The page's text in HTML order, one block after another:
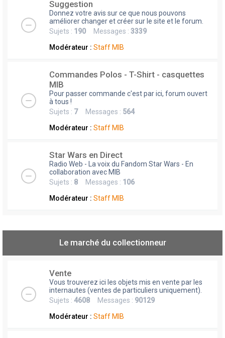
Suggestion
Donnez votre avis sur ce que nous pouvons
améliorer changer et créer sur le site et le forum.
Sujets : 190 Messages : 3339
Modérateur : Staff MIB
Commandes Polos - T-Shirt - casquettes
MIB
Pour passer commande c'est par ici, forum ouvert
à tous !
Sujets : 7Messages : 564
Modérateur : Staff MIB
Star Wars en Direct
Radio Web - La voix du Fandom Star Wars - En
collaboration avec MIB
Sujets : 8 Messages : 106
Modérateur : Staff MIB
Le marché du collectionneur
Vente
Vous trouverez ici les objets mis en vente par les
internautes (ventes de particuliers uniquement).
Sujets : 4608 Messages : 90129
Modérateur : Staff MIB